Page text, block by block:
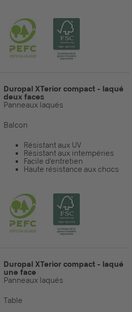
Duropal XTerior compact - laqué
deux faces
Panneaux laqués
Balcon
Résistant aux UV
Résistant aux intempéries
Facile d'entretien
Haute résistance aux chocs
Duropal XTerior compact - laqué
une face
Panneaux laqués
Table